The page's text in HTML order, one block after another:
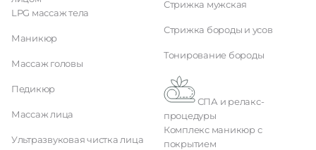
LPG массаж тела
Маникюр
Массаж головы
Педикюр
Массаж лица
Ультразвуковая чистка лица
Стрижка мужская
Стрижка бороды и усов
Тонирование бороды
процедуры
Комплекс маникюр с
покрытием